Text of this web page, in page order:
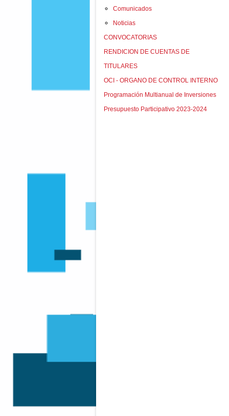
Comunicados
Noticias
CONVOCATORIAS
RENDICION DE CUENTAS DE
TITULARES
OCI - ORGANO DE CONTROL INTERNO
Programación Multianual de Inversiones
Presupuesto Participativo 2023-2024